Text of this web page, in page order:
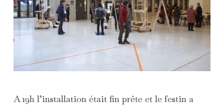
A 19h l’installation était fin prête et le festin a